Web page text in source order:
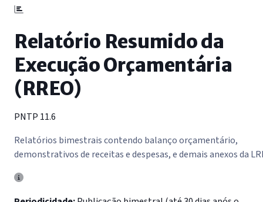
Relatório Resumido da
Execução Orçamentária
(RREO)
PNTP 11.6
Relatórios bimestrais contendo balanço orçamentário,
demonstrativos de receitas e despesas, e demais anexos da